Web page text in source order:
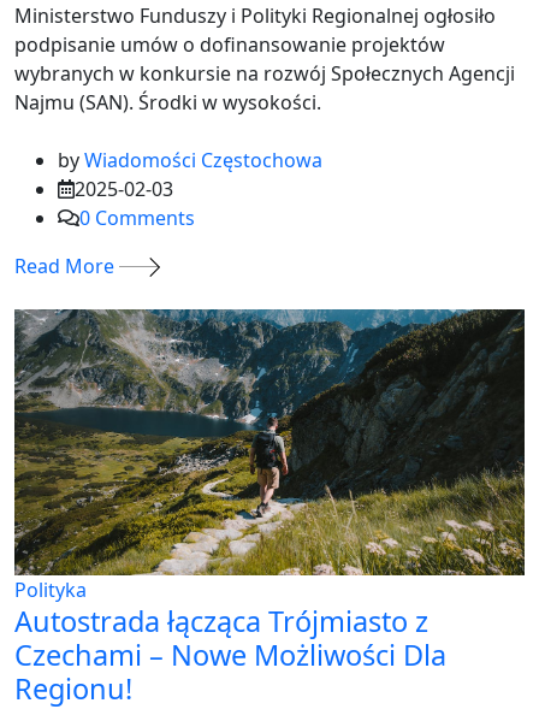
Ministerstwo Funduszy i Polityki Regionalnej ogłosiło
podpisanie umów o dofinansowanie projektów
wybranych w konkursie na rozwój Społecznych Agencji
Najmu (SAN). Środki w wysokości.
byWiadomości Częstochowa
2025-02-03
0 Comments
Read More
Polityka
Autostrada łącząca Trójmiasto z
Czechami – Nowe Możliwości Dla
Regionu!